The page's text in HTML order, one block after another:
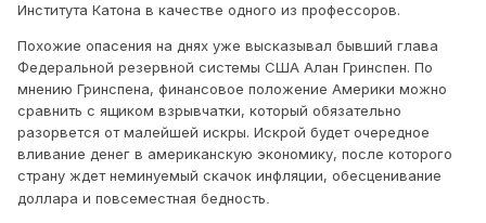
Института Катона в качестве одного из профессоров.
Похожие опасения на днях уже высказывал бывший глава
Федеральной резервной системы США Алан Гринспен. По
мнению Гринспена, финансовое положение Америки можно
сравнить с ящиком взрывчатки, который обязательно
разорвется от малейшей искры. Искрой будет очередное
вливание денег в американскую экономику, после которого
страну ждет неминуемый скачок инфляции, обесценивание
доллара и повсеместная бедность.